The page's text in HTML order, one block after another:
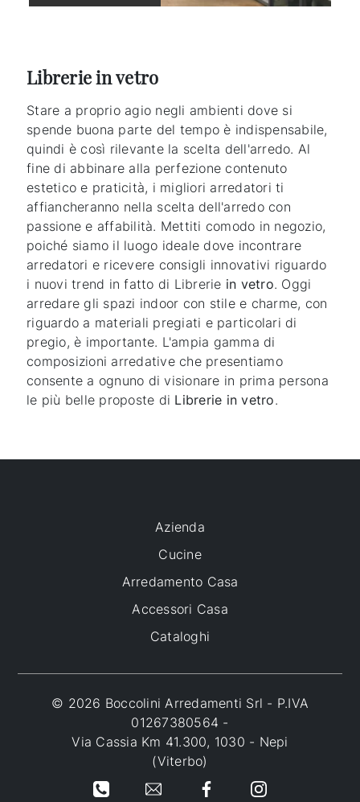
Librerie in vetro
Stare a proprio agio negli ambienti dove si
spende buona parte del tempo è indispensabile,
quindi è così rilevante la scelta dell'arredo. Al
fine di abbinare alla perfezione contenuto
estetico e praticità, i migliori arredatori ti
affiancheranno nella scelta dell'arredo con
passione e affabilità. Mettiti comodo in negozio,
poiché siamo il luogo ideale dove incontrare
arredatori e ricevere consigli innovativi riguardo
i nuovi trend in fatto di Librerie in vetro. Oggi
arredare gli spazi indoor con stile e charme, con
riguardo a materiali pregiati e particolari di
pregio, è importante. L'ampia gamma di
composizioni arredative che presentiamo
consente a ognuno di visionare in prima persona
le più belle proposte di Librerie in vetro.
Azienda
Cucine
Arredamento Casa
Accessori Casa
Cataloghi
© 2026 Boccolini Arredamenti Srl - P.IVA
01267380564 -
Via Cassia Km 41.300, 1030 - Nepi
(Viterbo)